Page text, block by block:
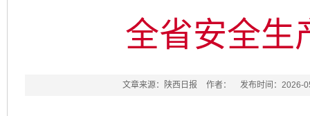
全省安全生
文章来源：陕西日报 作者： 发布时间：2026-